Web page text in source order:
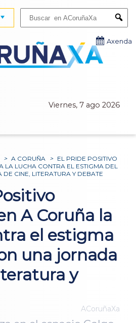
Viernes, 7 ago 2026
Axenda
> A CORUÑA > EL PRIDE POSITIVO
LA LUCHA CONTRA EL ESTIGMA DEL
CINE, LITERATURA Y DEBATE
A Coruña la
el estigma
una jornada
y
ACoruñaXa